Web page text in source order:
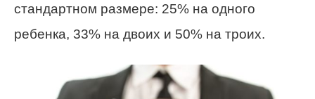
стандартном размере: 25% на одного
ребенка, 33% на двоих и 50% на троих.